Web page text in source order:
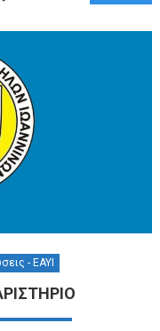
- ΕΑΥΙ